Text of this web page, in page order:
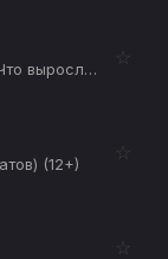
Добрый урожай на подоконнике (Что выросло на подоконнике) (12+)
☆
(12+)
☆
☆